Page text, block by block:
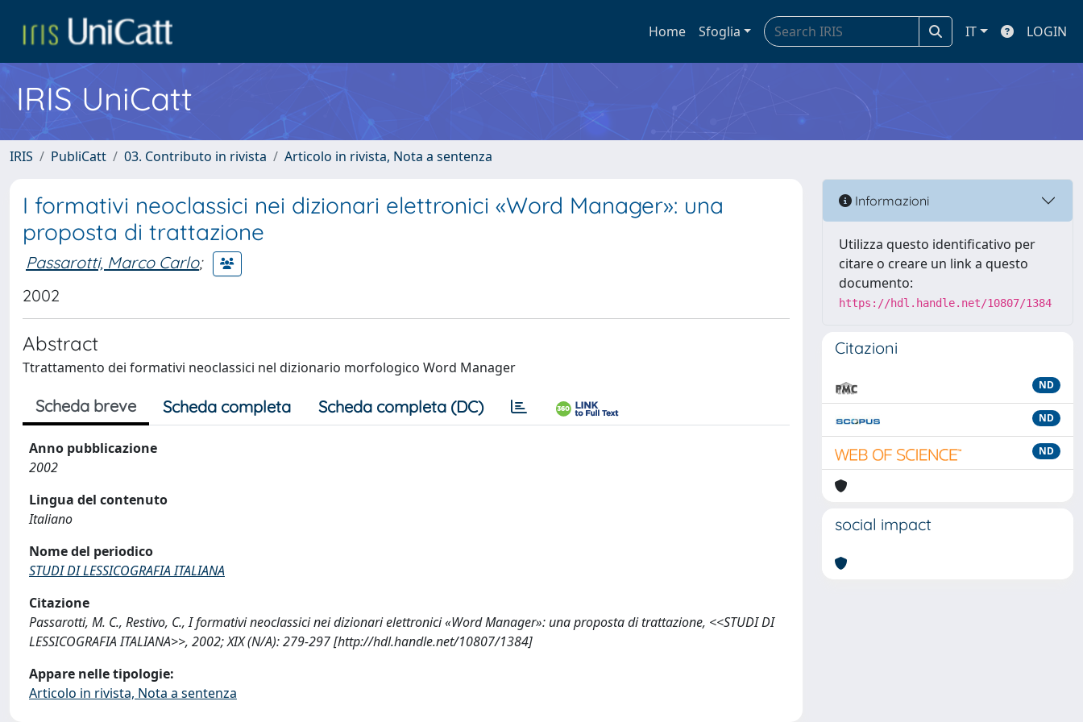
Home Sfoglia IT LOGIN
IRIS UniCatt
IRIS PubliCatt 03. Contributo in rivista Articolo in rivista, Nota a sentenza
I formativi neoclassici nei dizionari elettronici «Word Manager»: una
proposta di trattazione
Passarotti, Marco Carlo;
2002
Abstract
Ttrattamento dei formativi neoclassici nel dizionario morfologico Word Manager
Scheda breve Scheda completa Scheda completa (DC)
Anno pubblicazione
2002
Lingua del contenuto
Italiano
Nome del periodico
STUDI DI LESSICOGRAFIA ITALIANA
Citazione
Passarotti, M. C., Restivo, C., I formativi neoclassici nei dizionari elettronici «Word Manager»: una proposta di trattazione, <<STUDI DI
LESSICOGRAFIA ITALIANA>>, 2002; XIX (N/A): 279-297 [http://hdl.handle.net/10807/1384]
Appare nelle tipologie:
Articolo in rivista, Nota a sentenza
Informazioni
Utilizza questo identificativo per
citare o creare un link a questo
documento:
https://hdl.handle.net/10807/1384
Citazioni
ND
ND
ND
social impact